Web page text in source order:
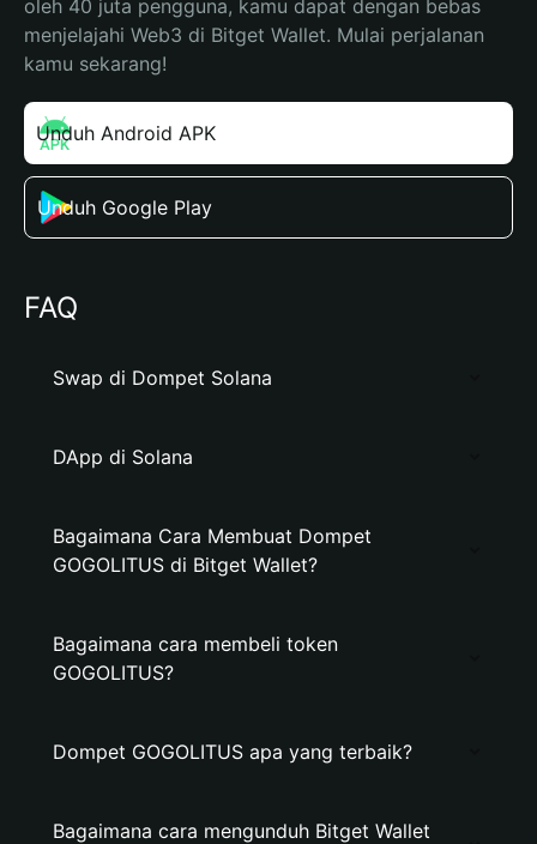
oleh 40 juta pengguna, kamu dapat dengan bebas
menjelajahi Web3 di Bitget Wallet. Mulai perjalanan
kamu sekarang!
Unduh Android APK
Unduh Google Play
FAQ
Swap di Dompet Solana
DApp di Solana
Bagaimana Cara Membuat Dompet
GOGOLITUS di Bitget Wallet?
Bagaimana cara membeli token
GOGOLITUS?
Dompet GOGOLITUS apa yang terbaik?
Bagaimana cara mengunduh Bitget Wallet